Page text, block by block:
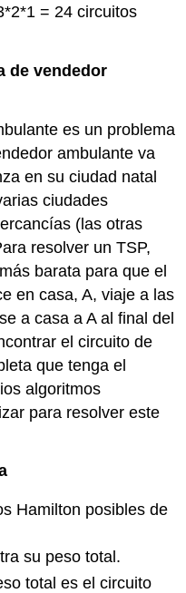
= 24 circuitos
de vendedor
es un problema
ambulante va
en su ciudad natal
ciudades
(las otras
resolver un TSP,
barata para que el
en casa, A, viaje a las
a casa a A al final del
el circuito de
que tenga el
algoritmos
para resolver este
Hamilton posibles de
su peso total.
total es el circuito